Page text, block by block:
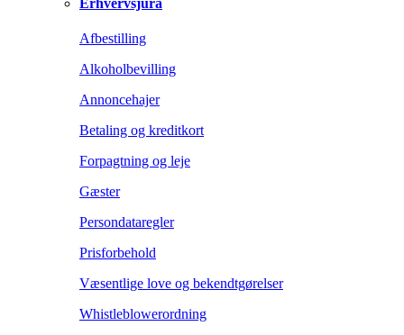
Erhvervsjura
Afbestilling
Alkoholbevilling
Annoncehajer
Betaling og kreditkort
Forpagtning og leje
Gæster
Persondataregler
Prisforbehold
Væsentlige love og bekendtgørelser
Whistleblowerordning